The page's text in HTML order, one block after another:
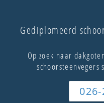
Gediplomeerd
Op zoek naar